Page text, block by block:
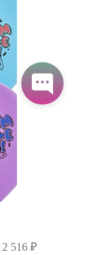
2 516 ₽